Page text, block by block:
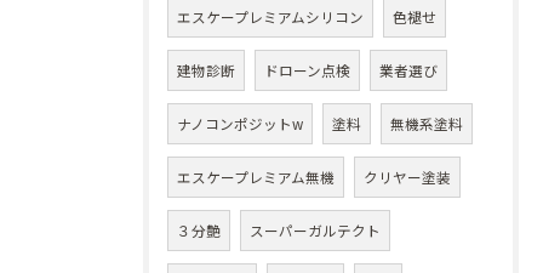
エスケープレミアムシリコン 色褪せ
建物診断 ドローン点検 業者選び
ナノコンポジットw 塗料 無機系塗料
エスケープレミアム無機 クリヤー塗装
３分艶 スーパーガルテクト